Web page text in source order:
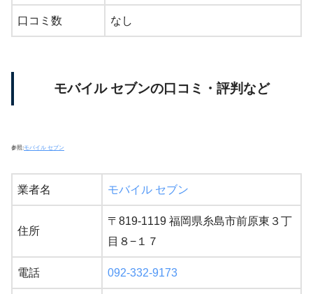
口コミ数 なし
モバイル セブンの口コミ・評判など
参照:モバイル セブン
業者名 モバイル セブン
住所
〒819-1119 福岡県糸島市前原東３丁
目８−１７
電話 092-332-9173